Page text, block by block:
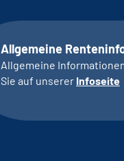
Allgemeine
Allgemeine
Sie auf unserer Infoseite